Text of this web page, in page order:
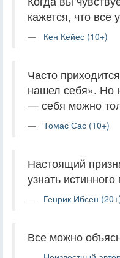
кажется, что
Кен Кейес (10+)
Часто
нашел себя». Но
— себя можно
Томас Сас (10+)
Настоящий
узнать
Генрик Ибсен
Все можно